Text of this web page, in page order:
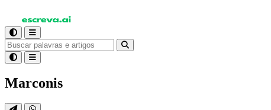
Marconis